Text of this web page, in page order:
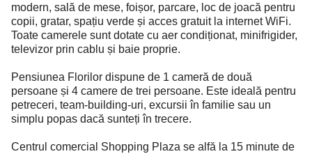
modern, sală de mese, foișor, parcare, loc de joacă pentru
copii, gratar, spațiu verde și acces gratuit la internet WiFi.
Toate camerele sunt dotate cu aer condiționat, minifrigider,
televizor prin cablu și baie proprie.
Pensiunea Florilor dispune de 1 cameră de două
persoane și 4 camere de trei persoane. Este ideală pentru
petreceri, team-building-uri, excursii în familie sau un
simplu popas dacă sunteți în trecere.
Centrul comercial Shopping Plaza se alfă la 15 minute de